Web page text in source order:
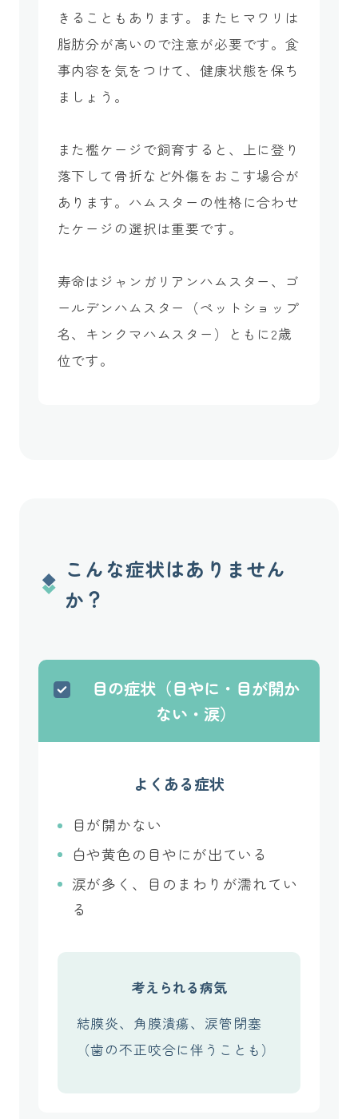
きることもあります。またヒマワリは
脂肪分が高いので注意が必要です。食
事内容を気をつけて、健康状態を保ち
ましょう。
また檻ケージで飼育すると、上に登り
落下して骨折など外傷をおこす場合が
あります。ハムスターの性格に合わせ
たケージの選択は重要です。
寿命はジャンガリアンハムスター、ゴ
ールデンハムスター（ペットショップ
名、キンクマハムスター）ともに2歳
位です。
こんな症状はありません
か？
目の症状（目やに・目が開か
ない・涙）
よくある症状
目が開かない
白や黄色の目やにが出ている
涙が多く、目のまわりが濡れてい
る
考えられる病気
結膜炎、角膜潰瘍、涙管閉塞
（歯の不正咬合に伴うことも）